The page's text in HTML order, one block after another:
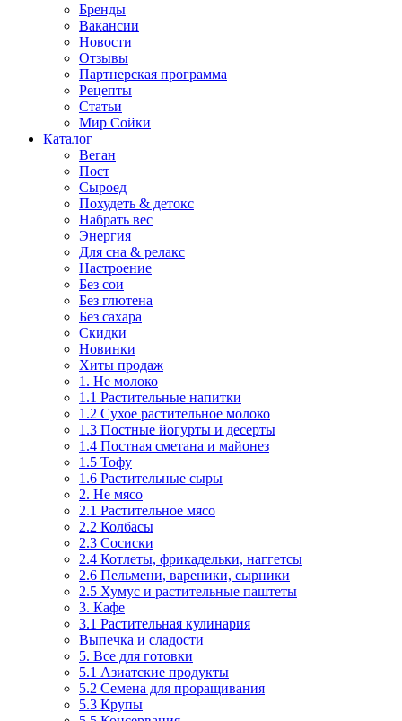
Бренды
Вакансии
Новости
Отзывы
Партнерская программа
Рецепты
Статьи
Мир Сойки
Каталог
Веган
Пост
Сыроед
Похудеть & детокс
Набрать вес
Энергия
Для сна & релакс
Настроение
Без сои
Без глютена
Без сахара
Скидки
Новинки
Хиты продаж
1. Не молоко
1.1 Растительные напитки
1.2 Сухое растительное молоко
1.3 Постные йогурты и десерты
1.4 Постная сметана и майонез
1.5 Тофу
1.6 Растительные сыры
2. Не мясо
2.1 Растительное мясо
2.2 Колбасы
2.3 Сосиски
2.4 Котлеты, фрикадельки, наггетсы
2.6 Пельмени, вареники, сырники
2.5 Хумус и растительные паштеты
3. Кафе
3.1 Растительная кулинария
Выпечка и сладости
5. Все для готовки
5.1 Азиатские продукты
5.2 Семена для проращивания
5.3 Крупы